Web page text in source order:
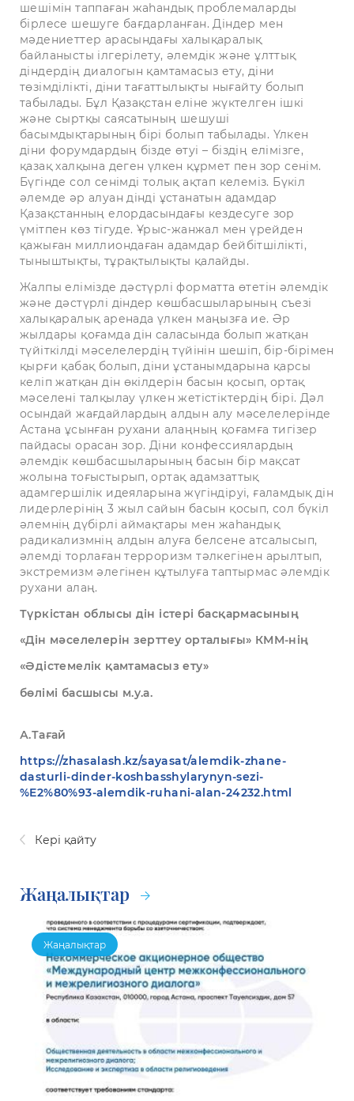
шешімін таппаған жаһандық проблемаларды
бірлесе шешуге бағдарланған. Діндер мен
мәдениеттер арасындағы халықаралық
байланысты ілгерілету, әлемдік және ұлттық
діндердің диалогын қамтамасыз ету, діни
төзімділікті, діни тағаттылықты нығайту болып
табылады. Бұл Қазақстан еліне жүктелген ішкі
және сыртқы саясатының шешуші
басымдықтарының бірі болып табылады. Үлкен
діни форумдардың бізде өтуі – біздің елімізге,
қазақ халқына деген үлкен құрмет пен зор сенім.
Бүгінде сол сенімді толық ақтап келеміз. Бүкіл
әлемде әр алуан дінді ұстанатын адамдар
Қазақстанның елордасындағы кездесуге зор
үмітпен көз тігуде. Ұрыс-жанжал мен үрейден
қажыған миллиондаған адамдар бейбітшілікті,
тыныштықты, тұрақтылықты қалайды.
Жалпы елімізде дәстүрлі форматта өтетін әлемдік
және дәстүрлі діндер көшбасшыларының съезі
халықаралық аренада үлкен маңызға ие. Әр
жылдары қоғамда дін саласында болып жатқан
түйіткілді мәселелердің түйінін шешіп, бір-бірімен
қырғи қабақ болып, діни ұстанымдарына қарсы
келіп жатқан дін өкілдерін басын қосып, ортақ
мәселені талқылау үлкен жетістіктердің бірі. Дәл
осындай жағдайлардың алдын алу мәселелерінде
Астана ұсынған рухани алаңның қоғамға тигізер
пайдасы орасан зор. Діни конфессиялардың
әлемдік көшбасшыларының басын бір мақсат
жолына тоғыстырып, ортақ адамзаттық
адамгершілік идеяларына жүгіндіруі, ғаламдық дін
лидерлерінің 3 жыл сайын басын қосып, сол бүкіл
әлемнің дүбірлі аймақтары мен жаһандық
радикализмнің алдын алуға белсене атсалысып,
әлемді торлаған терроризм тәлкегінен арылтып,
экстремизм әлегінен құтылуға таптырмас әлемдік
рухани алаң.
Түркістан облысы дін істері басқармасының
«Дін мәселелерін зерттеу орталығы» КММ-нің
«Әдістемелік қамтамасыз ету»
бөлімі басшысы м.у.а.
А.Тағай
https://zhasalash.kz/sayasat/alemdik-zhane-
dasturli-dinder-koshbasshylarynyn-sezi-
%E2%80%93-alemdik-ruhani-alan-24232.html
Кері қайту
Жаңалықтар
Жаңалықтар